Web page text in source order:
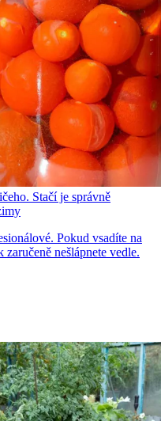
Stačí je správně
Pokud vsadíte na
nešlápnete vedle.